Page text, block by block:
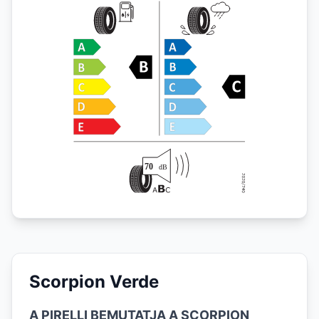
Scorpion Verde
A PIRELLI BEMUTATJA A SCORPION